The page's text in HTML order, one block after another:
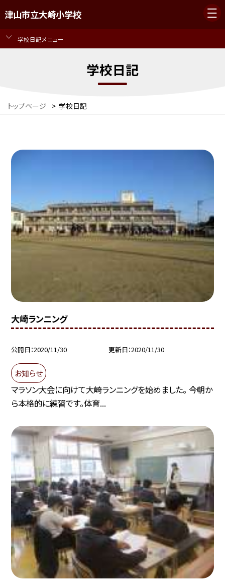
津山市立大崎小学校
学校日記メニュー
学校日記
トップページ > 学校日記
大崎ランニング
公開日 2020/11/30 更新日 2020/11/30
お知らせ
マラソン大会に向けて大崎ランニングを始めました。 今朝か
ら本格的に練習です。体育...